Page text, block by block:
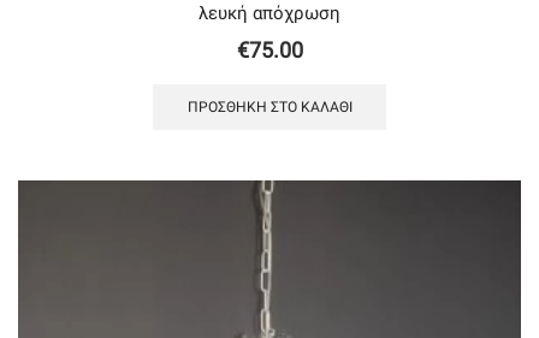
λευκή απόχρωση
€75.00
ΠΡΟΣΘΉΚΗ ΣΤΟ ΚΑΛΆΘΙ